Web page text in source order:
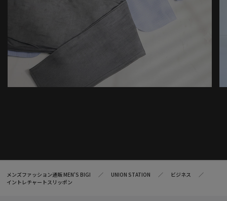
メンズファッション通販 MEN'S BIGI UNION STATION
ビジネス
イントレチャートスリッポン